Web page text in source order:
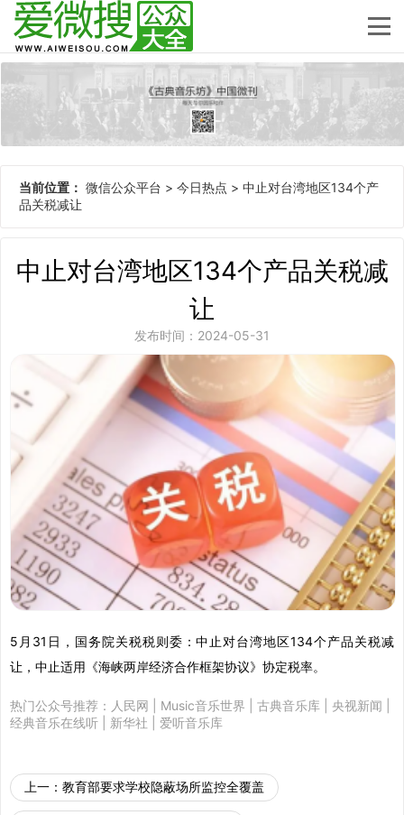
当前位置： 微信公众平台 > 今日热点 > 中止对台湾地区134个产
品关税减让
中止对台湾地区134个产品关税减
让
发布时间：2024-05-31
5月31日，国务院关税税则委：中止对台湾地区134个产品关税减
让，中止适用《海峡两岸经济合作框架协议》协定税率。
热门公众号推荐： 人民网 Music音乐世界 古典音乐库 央视新闻
经典音乐在线听
新华社 爱听音乐库
上一： 教育部要求学校隐蔽场所监控全覆盖